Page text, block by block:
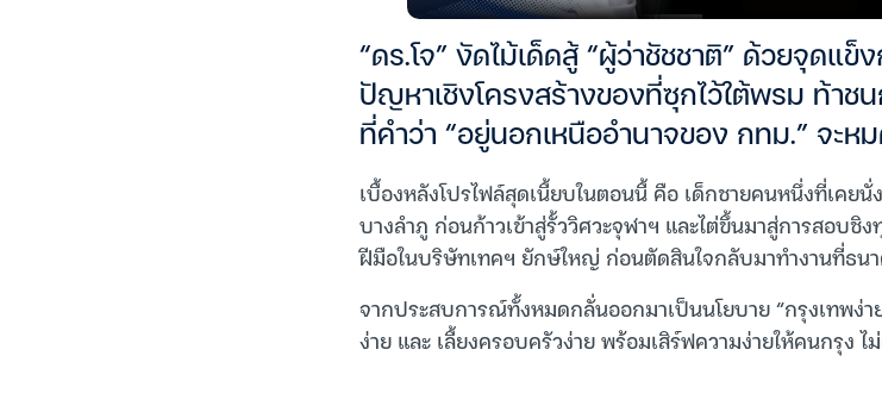
“ดร.โจ” งัดไม้เด็ดสู้ “ผู้ว่าชัชชาติ” ด้วยจุดแ
ปัญหาเชิงโครงสร้างของที่ซุกไว้ใต้พรม ท้าช
ที่คำว่า “อยู่นอกเหนืออำนาจของ กทม.” จะหม
เบื้องหลังโปรไฟล์สุดเนี้ยบในตอนนี้ คือ เด็กชายคนหนึ่งที่เคย
บางลำภู ก่อนก้าวเข้าสู่รั้ววิศวะจุฬาฯ และไต่ขึ้นมาสู่การสอ
ฝีมือในบริษัทเทคฯ ยักษ์ใหญ่ ก่อนตัดสินใจกลับมาทำงานที่ธน
จากประสบการณ์ทั้งหมดกลั่นออกมาเป็นนโยบาย “กรุงเทพง่า
ง่าย และ เลี้ยงครอบครัวง่าย พร้อมเสิร์ฟความง่ายให้คนกรุง